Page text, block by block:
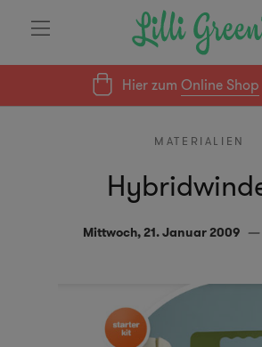
Hier zumOnline Shop
MATERIALIEN
Mittwoch, 21. Januar 2009